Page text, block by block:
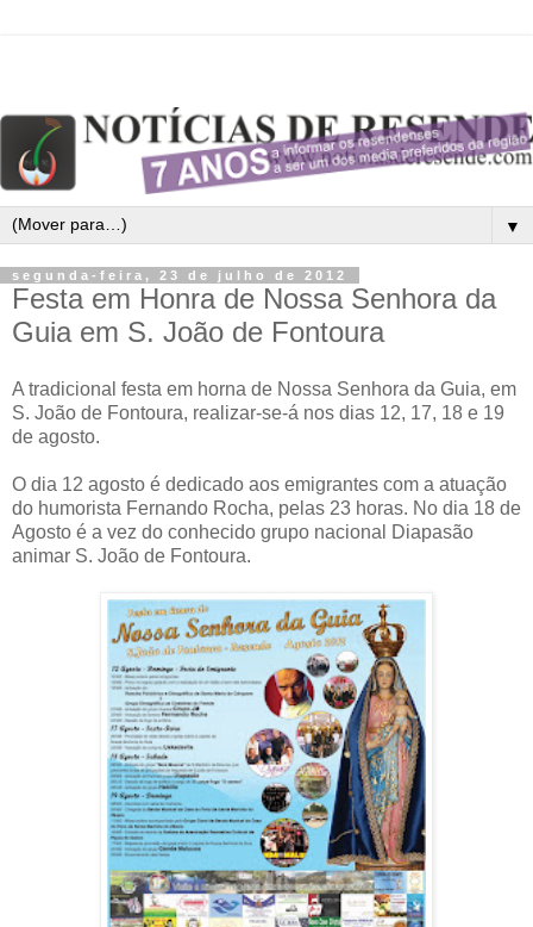
▼
segunda-feira, 23 de julho de 2012
Festa em Honra de Nossa Senhora da
Guia em S. João de Fontoura
A tradicional festa em horna de Nossa Senhora da Guia, em
S. João de Fontoura, realizar-se-á nos dias 12, 17, 18 e 19
de agosto.
O dia 12 agosto é dedicado aos emigrantes com a atuação
do humorista Fernando Rocha, pelas 23 horas. No dia 18 de
Agosto é a vez do conhecido grupo nacional Diapasão
animar S. João de Fontoura.